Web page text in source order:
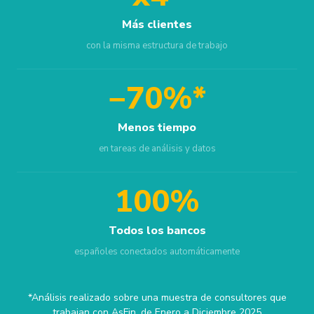
Más clientes
con la misma estructura de trabajo
−70%*
Menos tiempo
en tareas de análisis y datos
100%
Todos los bancos
españoles conectados automáticamente
*Análisis realizado sobre una muestra de consultores que